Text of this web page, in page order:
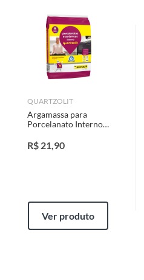
QUARTZOLIT
Argamassa para
Porcelanato Interno
R$ 21,90
Ver produto